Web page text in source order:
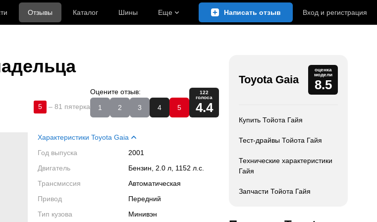
Отзывы Каталог Шины Еще Написать отзыв Вход и регистрация
5 – 81 пятерка
Оцените отзыв:
1
2 3 4 5
122
голоса
4.4
Характеристики Toyota Gaia
Год выпуска
2001
Двигатель
Бензин, 2.0 л, 1152 л.с.
Трансмиссия
Автоматическая
Привод
Передний
Тип кузова
Минивэн
Toyota Gaia
оценка
модели
8.5
Купить Тойота Гайя
Тест-драйвы Тойота Гайя
Технические характеристики
Гайя
Запчасти Тойота Гайя